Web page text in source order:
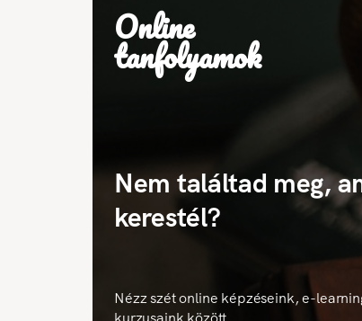
Online
tanfolyamok
Nem találtad meg,
kerestél?
Nézz szét online képzéseink, e-